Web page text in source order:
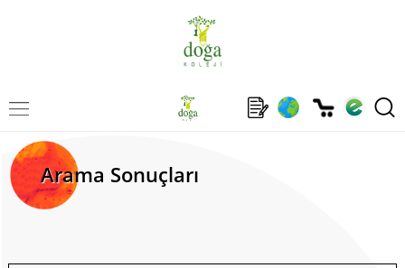
Arama Sonuçları